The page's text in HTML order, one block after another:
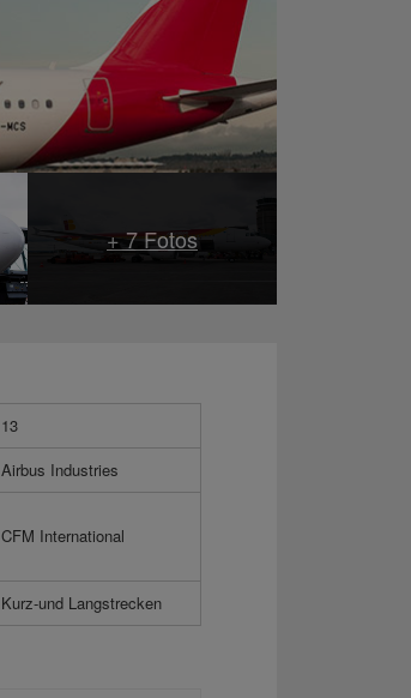
13
Airbus Industries
CFM International
Kurz-und Langstrecken